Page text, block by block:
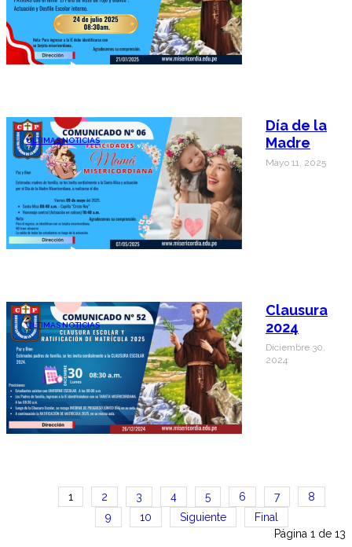
ÚLTIMAS NOTICIAS
Día de la
Madre
Mayo 11, 2025
ÚLTIMAS NOTICIAS
Clausura
2024
Diciembre 30,
2024
1 2 3 4 5 6 7
8
9
10 Siguiente
Final
Página 1 de 13